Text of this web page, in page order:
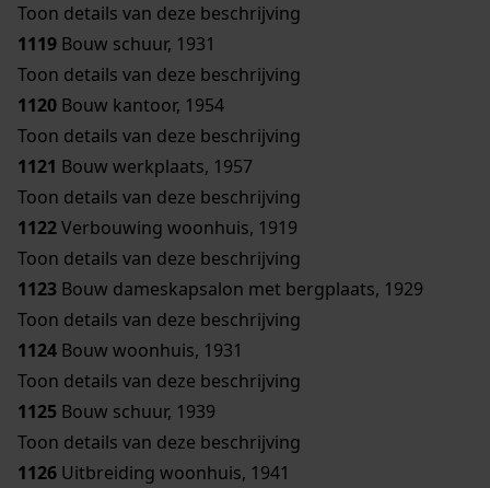
Toon details van deze beschrijving
1119 Bouw schuur, 1931
Toon details van deze beschrijving
1120 Bouw kantoor, 1954
Toon details van deze beschrijving
1121 Bouw werkplaats, 1957
Toon details van deze beschrijving
1122Verbouwing woonhuis, 1919
Toon details van deze beschrijving
1123 Bouw dameskapsalon met bergplaats, 1929
Toon details van deze beschrijving
1124 Bouw woonhuis, 1931
Toon details van deze beschrijving
1125 Bouw schuur, 1939
Toon details van deze beschrijving
1126 Uitbreiding woonhuis, 1941